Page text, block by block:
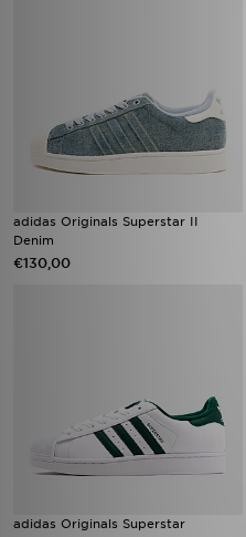
adidas Originals Superstar II
Denim
€130,00
adidas Originals Superstar